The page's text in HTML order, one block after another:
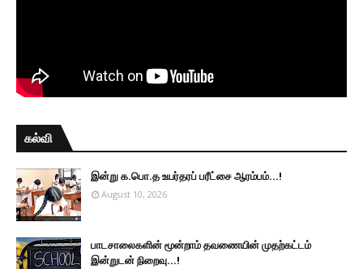
கல்வி
இன்று க.பொ.த உயர்தரப் பரீட்சை ஆரம்பம்...!
August 10, 2026
பாடசாலைகளின் மூன்றாம் தவணையின் முதற்கட்டம்
இன்றுடன் நிறைவு...!